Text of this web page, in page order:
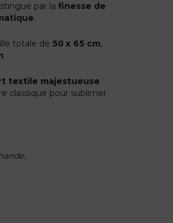
par lafinesse de
.
totale de 50 x 65 cm,
.
textile majestueuse
classique pour sublimer